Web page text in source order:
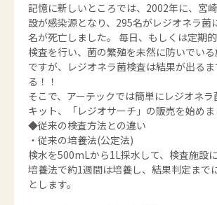
記憶に新しいところでは、2002年に、宮
設が感染源となり、295名がレジオネラ菌
名が死亡しました。 毎日、もしくは定期
検査を行い、菌の繁殖を未然に防いでい
ですが、レジオネラ菌検査は結果が出る
る！！
そこで、アーテックでは簡単にレジオネラ
キット、「レジオサーチ」の販売を始めま
◆従来の検査方法との違い
・従来の培養法(公定法)
検水を500mLから1L採水して、検査施設
培養法で約1週間は培養し、結果判定まで
とします。